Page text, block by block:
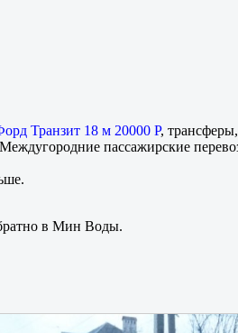
Транзит 18 м 20000 Р,
пассажирские
в Мин Воды.